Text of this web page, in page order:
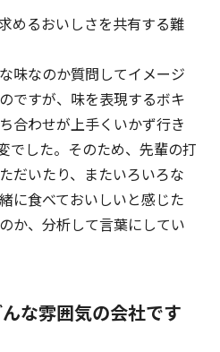
めるおいしさを共有する難
味なのか質問してイメージ
ですが、味を表現するボキ
合わせが上手くいかず行き
でした。そのため、先輩の打
だいたり、またいろいろな
に食べておいしいと感じた
か、分析して言葉にしてい
な雰囲気の会社です